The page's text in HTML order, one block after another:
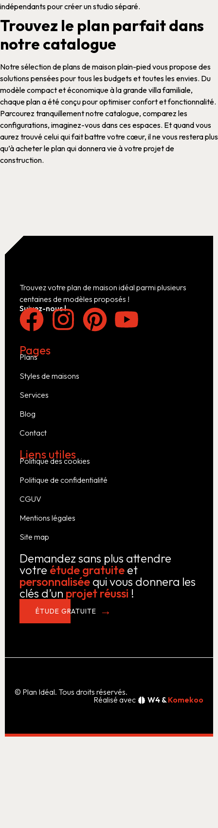
indépendants pour créer un studio séparé.
Trouvez le plan parfait dans
notre catalogue
Notre sélection deplans de maison plain-piedvous propose des
solutions pensées pour tous les budgets et toutes les envies. Du
modèlecompact et économique à la grandevillafamiliale,
chaqueplana été conçu pour optimiser confort et fonctionnalité.
Parcourez tranquillement notre catalogue, comparez les
configurations, imaginez-vous dans ces espaces. Et quand vous
aurez trouvé celui qui fait battre votre cœur, il ne vous restera plus
qu’àacheter le planqui donnera vie à votre projet de
construction.
Trouvez votre plan de maison idéal parmi plusieurs
centaines de modèles proposés !
Suivez-nous !
Pages
Plans
Styles de maisons
Services
Blog
Contact
Liens utiles
Politique des cookies
Politique de confidentialité
CGUV
Mentions légales
Site map
Demandez sans plus attendre
votre étude gratuite et
personnalisée qui vous donnera les
clés d’un projet réussi !
ÉTUDE GRATUITE
© Plan Idéal. Tous droits réservés.
Réalisé avec
W4 &Komekoo